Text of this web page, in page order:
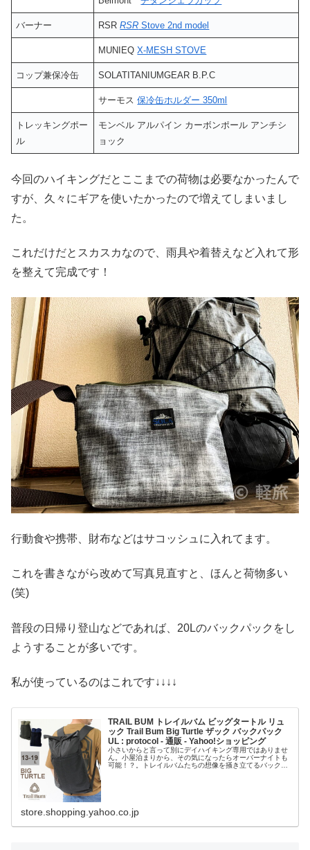
バーナー RSRRSR Stove 2nd model
MUNIEQX-MESH STOVE
コップ兼保冷缶 SOLATITANIUMGEAR B.P.C
サーモス保冷缶ホルダー 350ml
トレッキングポー
ル
モンベル アルパイン カーボンポール アンチシ
ョック
今回のハイキングだとここまでの荷物は必要なかったんで
すが、久々にギアを使いたかったので増えてしまいまし
た。
これだけだとスカスカなので、雨具や着替えなど入れて形
を整えて完成です！
行動食や携帯、財布などはサコッシュに入れてます。
これを書きながら改めて写真見直すと、ほんと荷物多い
(笑)
普段の日帰り登山などであれば、20Lのバックパックをし
ようすることが多いです。
私が使っているのはこれです↓↓↓↓
TRAIL BUM トレイルバム ビッグタートル リュ
ック Trail Bum Big Turtle ザック バックパック
UL : protocol - 通販 - Yahoo!ショッピング
小さいからと言って別にデイハイキング専用ではありませ
ん。小屋泊まりから、その気になったらオーバーナイトも
可能！？。トレイルバムたちの想像を掻き立てるバックパ
store.shopping.yahoo.co.jp